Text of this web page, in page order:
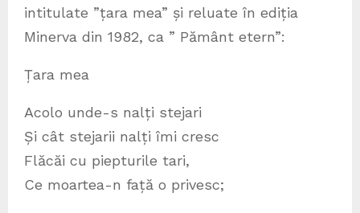
intitulate ”țara mea” și reluate în ediția
Minerva din 1982, ca ” Pământ etern”:
Țara mea
Acolo unde-s nalți stejari
Și cât stejarii nalți îmi cresc
Flăcăi cu piepturile tari,
Ce moartea-n față o privesc;